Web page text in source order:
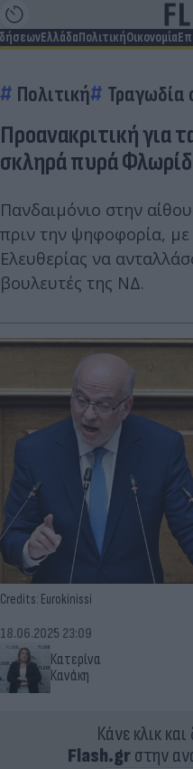
ΕλλάδαΠολιτικήΟικονομία
Πολιτική Τραγωδία
Προανακριτική για
σκληρά πυρά
Πανδαιμόνιο στην
πριν την ψηφοφορία,
Ελευθερίας να
βουλευτές της ΝΔ.
Credits: Eurokinissi
Κατερίνα
Κανάκη
18.06.2025 23:09
Κάνε κλικ
Flash.grστην